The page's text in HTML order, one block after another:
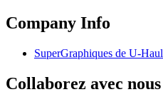
Company Info
SuperGraphiques de U-Haul
Collaborez avec nous